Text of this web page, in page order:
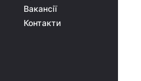
Вакансії
Контакти